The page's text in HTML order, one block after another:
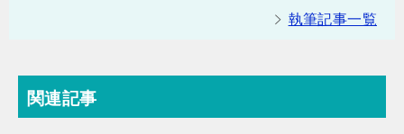
執筆記事一覧
関連記事